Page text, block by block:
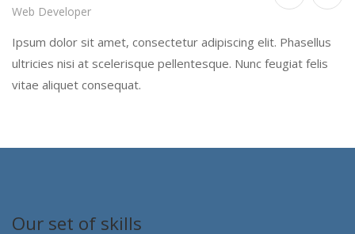
Web Developer
Ipsum dolor sit amet, consectetur adipiscing elit. Phasellus
ultricies nisi at scelerisque pellentesque. Nunc feugiat felis
vitae aliquet consequat.
Our set of skills